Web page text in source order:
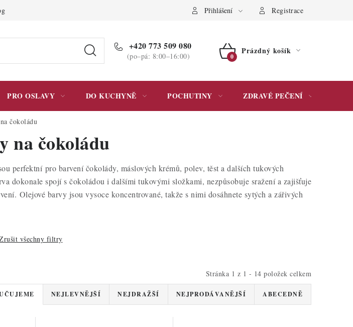
Podmínky ochrany osobních údajů Přihlášení Registrace
+420 773 509 080
(po–pá: 8:00–16:00)
NÁKUPNÍ
Prázdný košík
PRO OSLAVY DO KUCHYNĚ POCHUTINY ZDRAVÉ PEČENÍ
čokoládu
na čokoládu
perfektnípro barvení čokolády, máslových krémů, polev, těst a dalších tukových
dokonale spojí s čokoládou i dalšími tukovými složkami, nezpůsobuje sražení a zajišťuje
Olejové barvy jsou vysoce koncentrované, takže s nimi dosáhnete sytých a zářivých
všechny filtry
Stránka 1 z 1 - 14 položek celkem
NEJLEVNĚJŠÍ NEJDRAŽŠÍ NEJPRODÁVANĚJŠÍ ABECEDNĚ